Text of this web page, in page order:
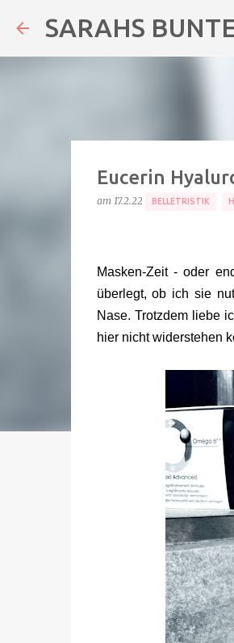
SARAHS
Eucerin
am 17.2.22 BELLETRISTIK
Masken-Zeit - oder
überlegt, ob ich sie
Nase. Trotzdem liebe
hier nicht widerstehen